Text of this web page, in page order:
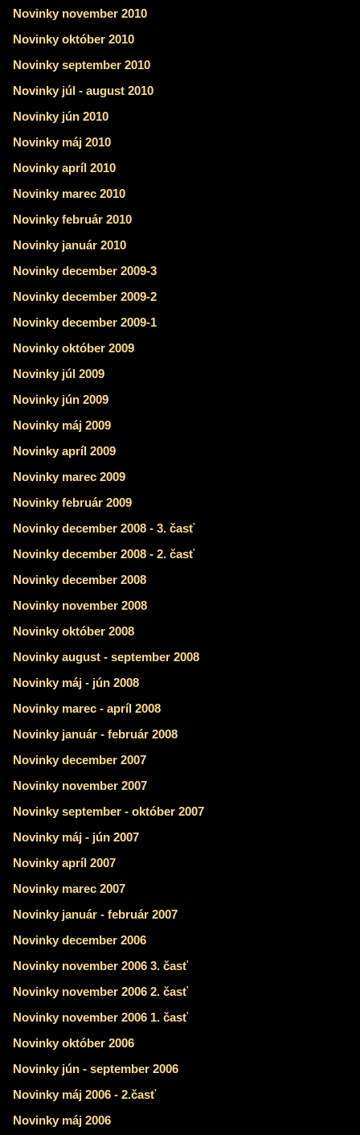
Novinky november 2010
Novinky október 2010
Novinky september 2010
Novinky júl - august 2010
Novinky jún 2010
Novinky máj 2010
Novinky apríl 2010
Novinky marec 2010
Novinky február 2010
Novinky január 2010
Novinky december 2009-3
Novinky december 2009-2
Novinky december 2009-1
Novinky október 2009
Novinky júl 2009
Novinky jún 2009
Novinky máj 2009
Novinky apríl 2009
Novinky marec 2009
Novinky február 2009
Novinky december 2008 - 3. časť
Novinky december 2008 - 2. časť
Novinky december 2008
Novinky november 2008
Novinky október 2008
Novinky august - september 2008
Novinky máj - jún 2008
Novinky marec - apríl 2008
Novinky január - február 2008
Novinky december 2007
Novinky november 2007
Novinky september - október 2007
Novinky máj - jún 2007
Novinky apríl 2007
Novinky marec 2007
Novinky január - február 2007
Novinky december 2006
Novinky november 2006 3. časť
Novinky november 2006 2. časť
Novinky november 2006 1. časť
Novinky október 2006
Novinky jún - september 2006
Novinky máj 2006 - 2.časť
Novinky máj 2006